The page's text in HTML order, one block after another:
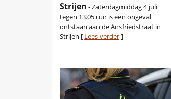
Strijen - Zaterdagmiddag 4 juli
tegen 13.05 uur is een ongeval
ontstaan aan de Ansfriedstraat in
Strijen [ Lees verder]